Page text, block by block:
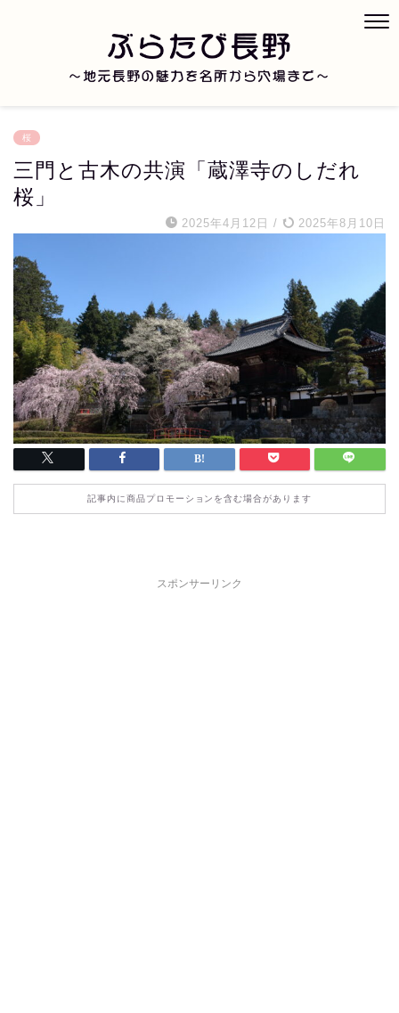
桜
三門と古木の共演「蔵澤寺のしだれ
桜」
2025年4月12日 / 2025年8月10日
記事内に商品プロモーションを含む場合があります
スポンサーリンク